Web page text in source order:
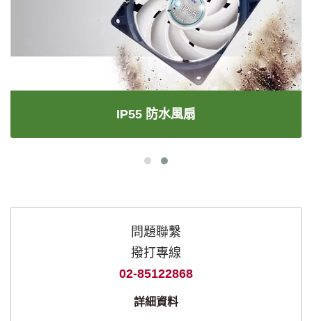
IP55 防水風扇
問題聯繫
撥打專線
02-85122868
詳細資料